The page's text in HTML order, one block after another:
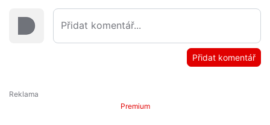
Přidat komentář
Premium